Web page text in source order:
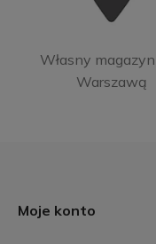
Własny
Warszawą
Moje konto